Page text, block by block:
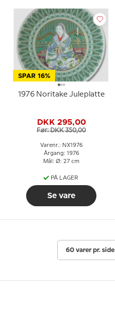
SPAR 16%
1976 Noritake Juleplatte
DKK 295,00
Før: DKK 350,00
Varenr.: NX1976
Årgang: 1976
Mål: Ø: 27 cm
PÅ LAGER
Se vare
60 varer pr. side